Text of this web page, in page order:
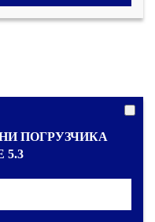
ПОГРУЗЧИКА
5.3